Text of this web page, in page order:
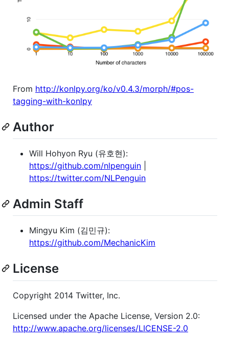
From http://konlpy.org/ko/v0.4.3/morph/#pos-
tagging-with-konlpy
Author
Will Hohyon Ryu (유호현):
https://github.com/nlpenguin
https://twitter.com/NLPenguin
Admin Staff
Mingyu Kim (김민규):
https://github.com/MechanicKim
License
Copyright 2014 Twitter, Inc.
Licensed under the Apache License, Version 2.0:
http://www.apache.org/licenses/LICENSE-2.0